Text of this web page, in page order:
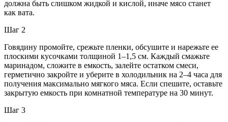
должна быть слишком жидкой и кислой, иначе мясо станет
как вата.
Шаг 2
Говядину промойте, срежьте пленки, обсушите и нарежьте ее
плоскими кусочками толщиной 1–1,5 см. Каждый смажьте
маринадом, сложите в емкость, залейте остатком смеси,
герметично закройте и уберите в холодильник на 2–4 часа для
получения максимально мягкого мяса. Если спешите, оставьте
закрытую емкость при комнатной температуре на 30 минут.
Шаг 3